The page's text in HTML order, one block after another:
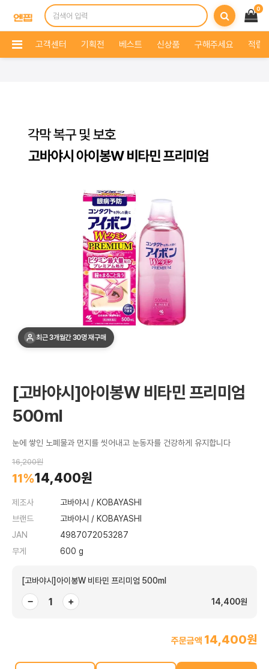
0
고객센터 기획전 베스트 신상품 구해주세요 적립
최근 3개월간 30명 재구매
[고바야시]아이봉W 비타민 프리미엄
500ml
눈에 쌓인 노폐물과 먼지를 씻어내고 눈동자를 건강하게 유지합니다
16,200원
11%14,400원
제조사
고바야시 / KOBAYASHI
브랜드
고바야시 / KOBAYASHI
JAN
4987072053287
무게
600 g
[고바야시]아이봉W 비타민 프리미엄 500ml
− + 14,400원
주문금액 14,400원